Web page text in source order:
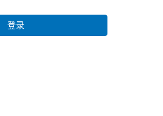
登录